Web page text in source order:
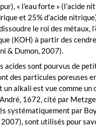
« l’eau forte » (l’acide
et 25% d’acide
le roi des métaux,
(KOH) à partir des
& Dumon, 2007).
acides sont pourvus de
des particules poreuses
alkali est vue comme un
1672, cité par
systématiquement par
sont utilisés pour